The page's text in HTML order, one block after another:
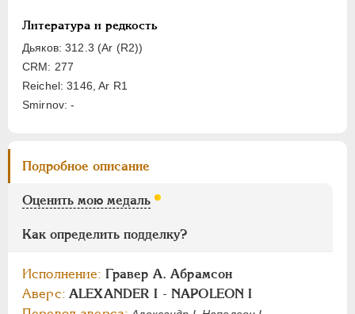
Литература и редкость
Дьяков: 312.3 (Ar (R2))
CRM: 277
Reichel: 3146, Ar R1
Smirnov: -
Подробное описание
Оценить мою медаль
Как определить подделку?
Исполнение: Гравер А. Абрамсон
Аверс: ALEXANDER I - NAPOLEON I
А Б В Г
Л
М
Ш
Я
1 2
НИКОЛАЙ I 1826-1855
АЛЕКСАНДР II 1855-1881
НИКОЛАЙ II 1894-1917
СЕРИИ МЕДАЛЕЙ 1600-1881